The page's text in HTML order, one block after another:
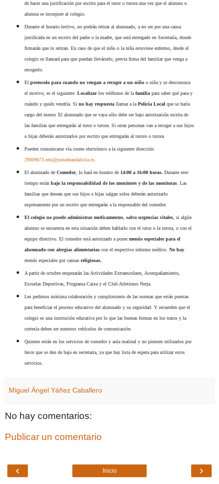
de hacer una justificación por escrito para el tutor o tutora una vez que el alumno o
alumna se incorpore al colegio.
Durante el horario lectivo, no podrán retirar al alumnado, a no ser por una causa
justificada en un escrito del padre o la madre, que será entregado en Secretaría, donde
firmarán que lo retiran. En caso de que el niño o la niña estuviese enfermo, desde el
colegio se llamará para que puedan llevárselo, previa firma del familiar que venga a
recogerlo.
El protocolo para cuando no vengan a recoger a un niño o niña y se desconozca
el motivo, es el siguiente: Localizarlos teléfonos de la familiapara saber qué pasa y
cuándo y quién vendría. Si no hay respuestallamar a laPolicía Localque se haría
cargo del menor. El alumnado que se vaya sólo debe ser bajo autorización escrita de
las familias que entregarán al tutor o tutora. Si otras personas van a recoger a sus hijos
o hijas deberán autorizarlos por escrito que entregarán al tutoro o tutora.
Pueden comunicarse vía correo electrónico a la siguiente dirección:
29009673.edu@juntadeandalucia.es.
El alumnado de Comedor, lo hará en horario de 14:00 a 16:00 horas. Durante este
tiempo están bajo la responsabilidad de los monitores y de las monitoras. Las
familias que desean que sus hijos e hijas salgan solos deberán autorizarlo
expresamente por un escrito que entregarán a la responsable del comedor.
El colegio no puede administrar medicamentos, salvo urgencias vitales, si algún
alumno se encuentra en esta situación deben hablarlo con el tutor o la tutora, o con el
equipo directivo. El comedor está autorizado a ponermenús especiales para el
alumnado con alergias alimentarias con el respectivo informe médico. No hay
menús especiales por causas religiosas.
A partir de octubre empezarán las Actividades Extraescolares, Acompañamiento,
Escuelas Deportivas, Programa Caixa y el Club Atletismo Nerja.
Les pedimos máxima colaboración y cumplimiento de las normas que están puestas
para beneficiar el proceso educativo del alumnado y su seguridad. Y recuerden que el
colegio es una institución educativa por lo que las buenas formas en los tratos y la
cortesía deben ser nuestros vehículos de comunicación.
Quienes están en los servicios de comedor y aula matinal y no piensen utilizarlos por
favor que se den de baja en secretaria, ya que hay lista de espera para utilizar estos
servicios.
Miguel Ángel Yáñez Caballero
No hay comentarios:
Publicar un comentario
‹ ›
Inicio